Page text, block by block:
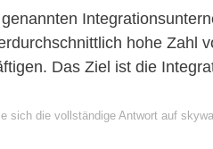
hohe Zahl
Das Ziel ist die
sich die vollständige Antwort auf